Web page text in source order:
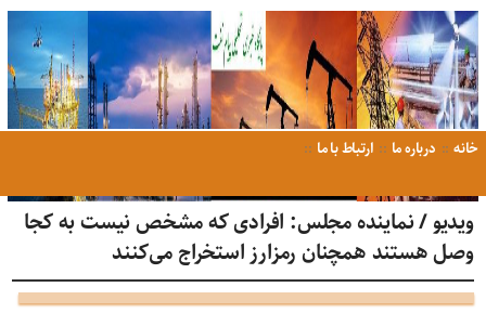
خانه درباره ما ارتباط با ما
ویدیو / نماینده مجلس: افرادی که مشخص نیست به کجا
وصل هستند همچنان رمزارز استخراج می‌کنند